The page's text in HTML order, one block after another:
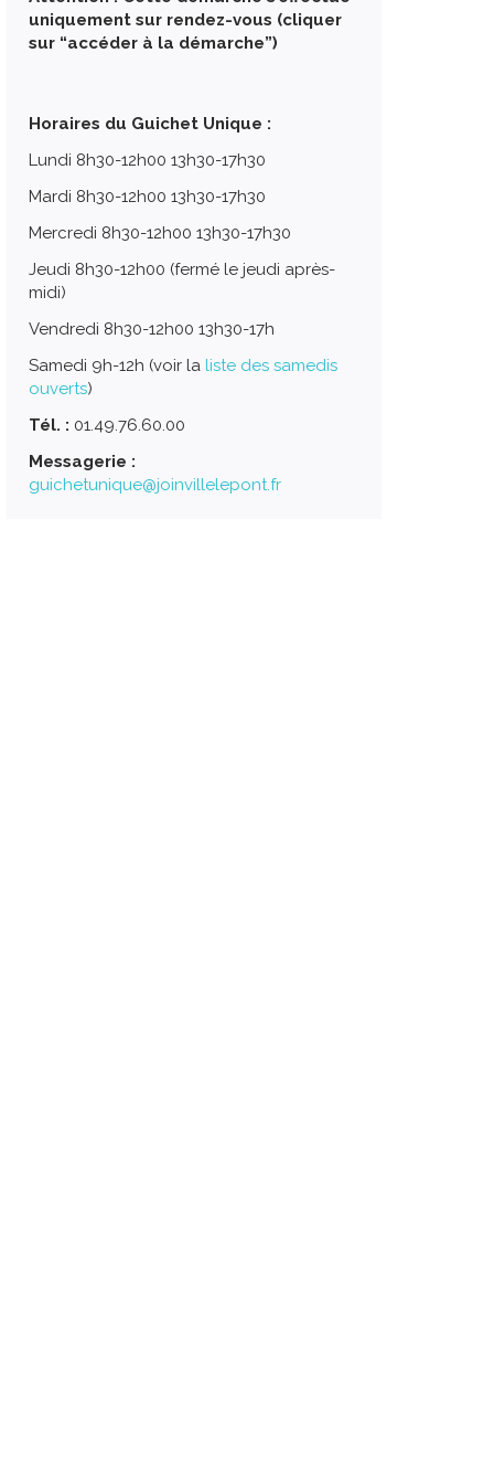
uniquement sur rendez-vous (cliquer
sur “accéder à la démarche”)
Horaires du Guichet Unique :
Lundi 8h30-12h00 13h30-17h30
Mardi 8h30-12h00 13h30-17h30
Mercredi 8h30-12h00 13h30-17h30
Jeudi 8h30-12h00 (fermé le jeudi après-
midi)
Vendredi 8h30-12h00 13h30-17h
Samedi 9h-12h (voir la liste des samedis
ouverts)
Tél. : 01.49.76.60.00
Messagerie :
guichetunique@joinvillelepont.fr